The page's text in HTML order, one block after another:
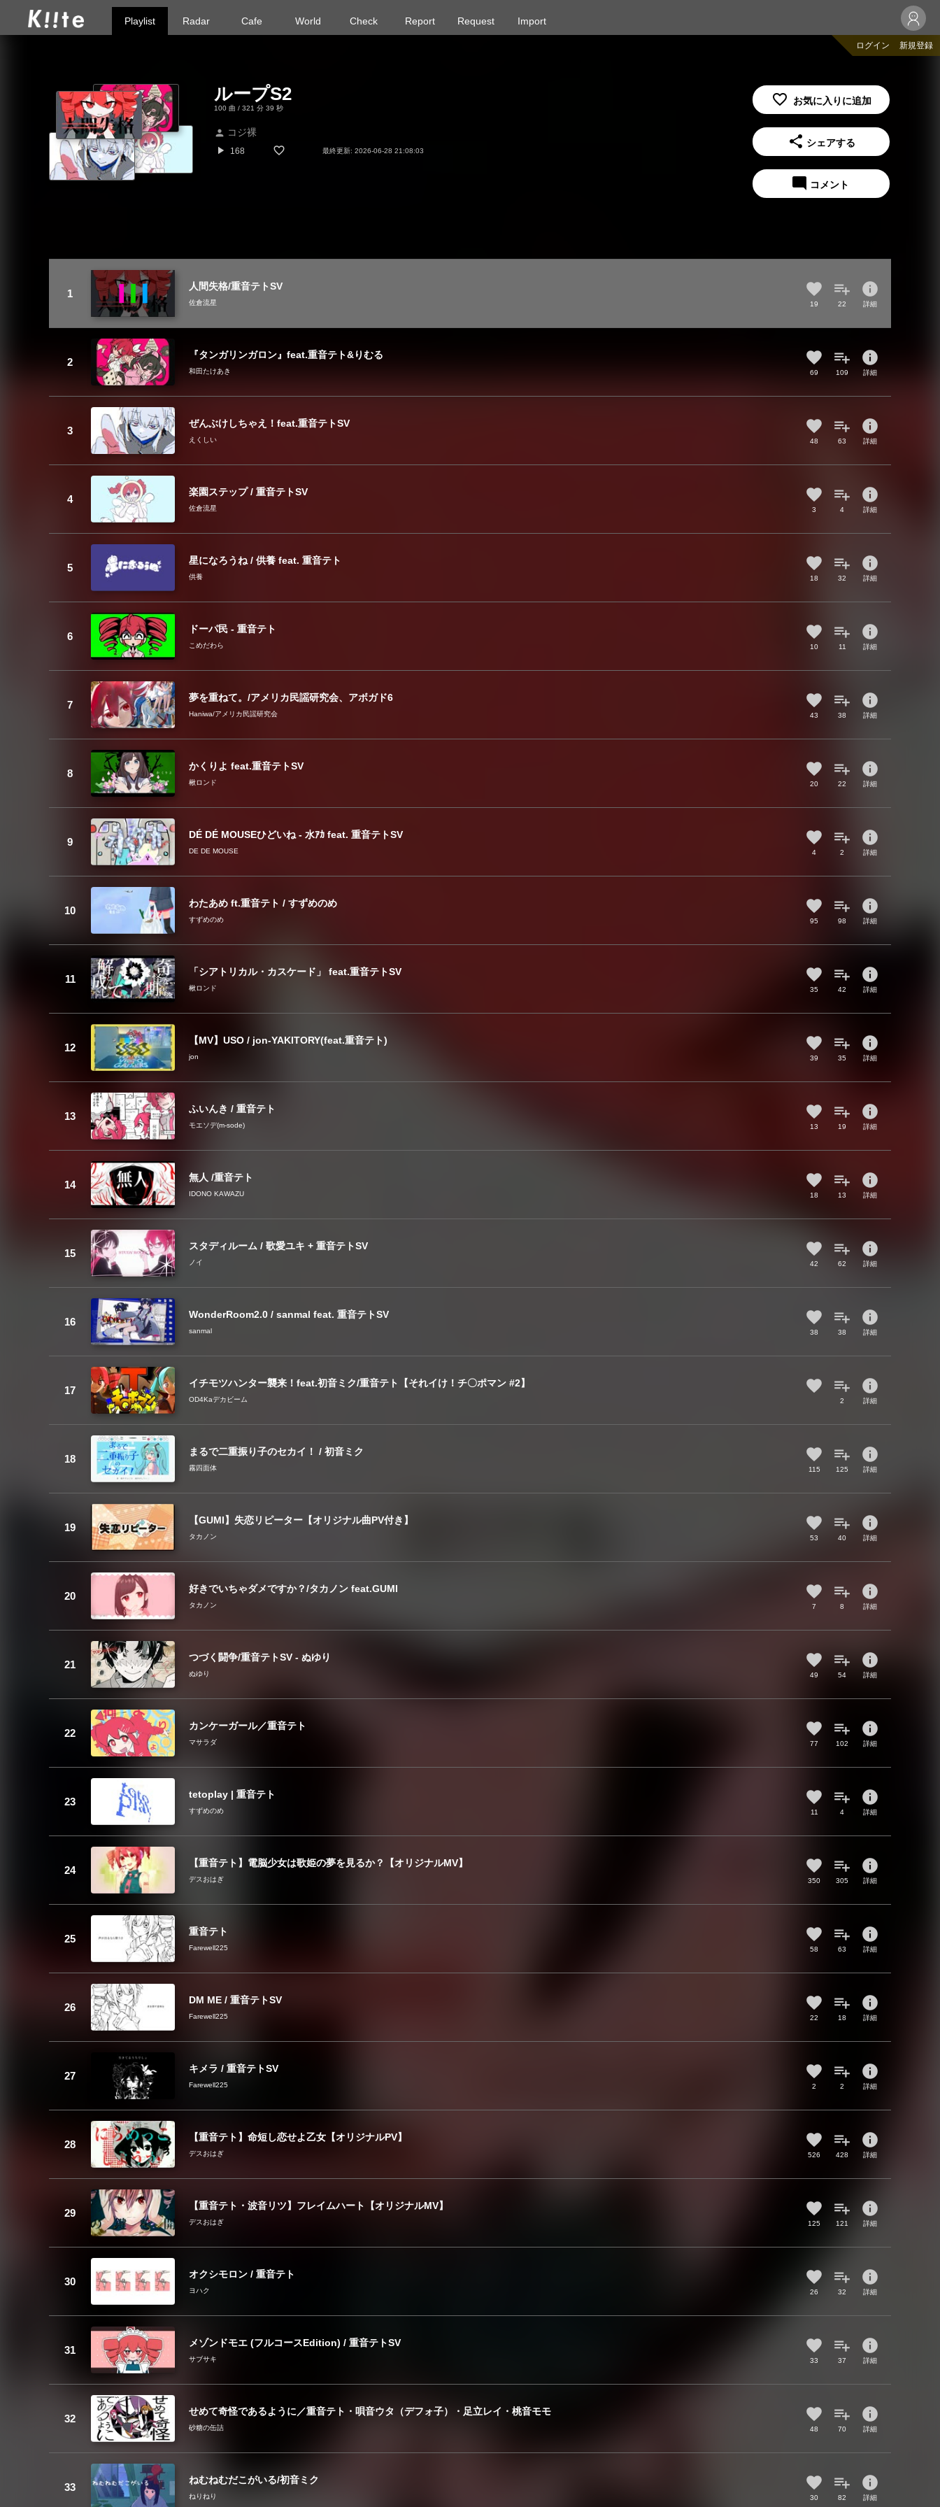
Playlist Radar Cafe World Check Report Request Import
ログイン 新規登録
ループS2
100 曲 / 321 分 39 秒
person コジ裸
play_arrow 168 最終更新: 2026-06-28 21:08:03
share シェアする
mode_comment コメント
人間失格/重音テトSV
佐倉流星 19 22
info
詳細
『タンガリンガロン』feat.重音テト&りむる
和田たけあき 69 109
info
詳細
ぜんぶけしちゃえ！feat.重音テトSV
えくしい 48 63
info
詳細
楽園ステップ / 重音テトSV
佐倉流星 3 4
info
詳細
星になろうね / 供養 feat. 重音テト
供養 18 32
info
詳細
ドーパ民 - 重音テト
こめだわら 10 11
info
詳細
夢を重ねて。/アメリカ民謡研究会、アボガド6
Haniwa/アメリカ民謡研究会 43 38
info
詳細
かくりよ feat.重音テトSV
楸ロンド 20 22
info
詳細
DÉ DÉ MOUSEひどいね - 水ｱｶ feat. 重音テトSV
DE DE MOUSE 4 2
info
詳細
わたあめ ft.重音テト / すずめのめ
すずめのめ 95 98
info
詳細
「シアトリカル・カスケード」 feat.重音テトSV
楸ロンド 35 42
info
詳細
【MV】USO / jon-YAKITORY(feat.重音テト)
jon 39 35
info
詳細
ふいんき / 重音テト
モエソデ(m-sode) 13 19
info
詳細
無人 /重音テト
IDONO KAWAZU 18 13
info
詳細
スタディルーム / 歌愛ユキ + 重音テトSV
ノイ 42 62
info
詳細
WonderRoom2.0 / sanmal feat. 重音テトSV
sanmal 38 38
info
詳細
イチモツハンター襲来！feat.初音ミク/重音テト【それイけ！チ〇ポマン #2】
OD4Kaデカビーム 2
info
詳細
まるで二重振り子のセカイ！ / 初音ミク
霧四面体 115 125
info
詳細
【GUMI】失恋リピーター【オリジナル曲PV付き】
タカノン 53 40
info
詳細
好きでいちゃダメですか？/タカノン feat.GUMI
タカノン 7 8
info
詳細
つづく闘争/重音テトSV - ぬゆり
ぬゆり 49 54
info
詳細
カンケーガール／重音テト
マサラダ 77 102
info
詳細
tetoplay | 重音テト
すずめのめ 11 4
info
詳細
【重音テト】電脳少女は歌姫の夢を見るか？【オリジナルMV】
デスおはぎ 350 305
info
詳細
重音テト
Farewell225 58 63
info
詳細
DM ME / 重音テトSV
Farewell225 22 18
info
詳細
キメラ / 重音テトSV
Farewell225 2 2
info
詳細
【重音テト】命短し恋せよ乙女【オリジナルPV】
デスおはぎ 526 428
info
詳細
【重音テト・波音リツ】フレイムハート【オリジナルMV】
デスおはぎ 125 121
info
詳細
オクシモロン / 重音テト
ヨハク 26 32
info
詳細
メゾンドモエ (フルコースEdition) / 重音テトSV
サブサキ 33 37
info
詳細
せめて奇怪であるように／重音テト・唄音ウタ（デフォ子）・足立レイ・桃音モモ
砂糖の缶詰 48 70
info
詳細
ねむねむだこがいる/初音ミク
ねりねり 30 82
info
詳細